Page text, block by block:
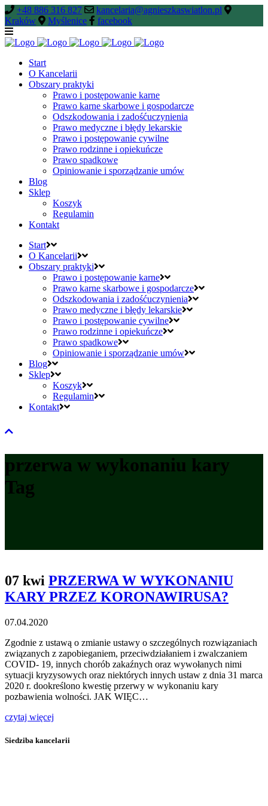
+48 886 316 827
kancelaria@agnieszkaswiatlon.pl
Kraków
Myślenice facebook
Start
O Kancelarii
Obszary praktyki
Prawo i postępowanie karne
Prawo karne skarbowe i gospodarcze
Odszkodowania i zadośćuczynienia
Prawo medyczne i błędy lekarskie
Prawo i postępowanie cywilne
Prawo rodzinne i opiekuńcze
Prawo spadkowe
Opiniowanie i sporządzanie umów
Blog
Sklep
Koszyk
Regulamin
Kontakt
Start
O Kancelarii
Obszary praktyki
Prawo i postępowanie karne
Prawo karne skarbowe i gospodarcze
Odszkodowania i zadośćuczynienia
Prawo medyczne i błędy lekarskie
Prawo i postępowanie cywilne
Prawo rodzinne i opiekuńcze
Prawo spadkowe
Opiniowanie i sporządzanie umów
Blog
Sklep
Koszyk
Regulamin
Kontakt
przerwa w wykonaniu kary
Tag
07 kwi PRZERWA W WYKONANIU
KARY PRZEZ KORONAWIRUSA?
07.04.2020
Zgodnie z ustawą o zmianie ustawy o szczególnych rozwiązaniach
związanych z zapobieganiem, przeciwdziałaniem i zwalczaniem
COVID- 19, innych chorób zakaźnych oraz wywołanych nimi
sytuacji kryzysowych oraz niektórych innych ustaw z dnia 31 marca
2020 r. dookreślono kwestię przerwy w wykonaniu kary
pozbawienia wolności. JAK WIĘC…
czytaj więcej
Siedziba kancelarii